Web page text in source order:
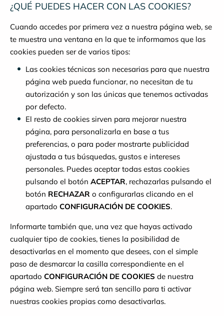
¿QUÉ PUEDES HACER CON LAS COOKIES?
Cuando accedes por primera vez a nuestra página web, se
te muestra una ventana en la que te informamos que las
cookies pueden ser de varios tipos:
Las cookies técnicas son necesarias para que nuestra
página web pueda funcionar, no necesitan de tu
autorización y son las únicas que tenemos activadas
por defecto.
El resto de cookies sirven para mejorar nuestra
página, para personalizarla en base a tus
preferencias, o para poder mostrarte publicidad
ajustada a tus búsquedas, gustos e intereses
personales. Puedes aceptar todas estas cookies
pulsando el botón ACEPTAR, rechazarlas pulsando el
botón RECHAZAR o configurarlas clicando en el
apartado CONFIGURACIÓN DE COOKIES.
Informarte también que, una vez que hayas activado
cualquier tipo de cookies, tienes la posibilidad de
desactivarlas en el momento que desees, con el simple
paso de desmarcar la casilla correspondiente en el
apartado CONFIGURACIÓN DE COOKIES de nuestra
página web. Siempre será tan sencillo para ti activar
nuestras cookies propias como desactivarlas.